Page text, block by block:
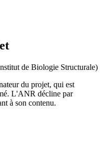
de Biologie Structurale)
du projet, qui est
L'ANR décline par
à son contenu.